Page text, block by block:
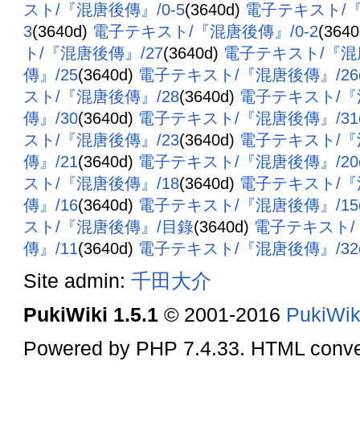
スト/『混唐後傳』/0-5(3640d) 電子テキスト/
3(3640d) 電子テキスト/『混唐後傳』/0-2
ト/『混唐後傳』/27(3640d) 電子テキスト/『
傳』/25(3640d) 電子テキスト/『混唐後傳』/26
スト/『混唐後傳』/28(3640d) 電子テキスト/
傳』/30(3640d) 電子テキスト/『混唐後傳』/31
スト/『混唐後傳』/23(3640d) 電子テキスト/
傳』/21(3640d) 電子テキスト/『混唐後傳』/20
スト/『混唐後傳』/18(3640d) 電子テキスト/
傳』/16(3640d) 電子テキスト/『混唐後傳』/15
スト/『混唐後傳』/目錄(3640d) 電子テキスト
傳』/11(3640d) 電子テキスト/『混唐後傳』/32
Site admin: 千田大介
PukiWiki 1.5.1 © 2001-2016
Powered by PHP 7.4.33. HTML